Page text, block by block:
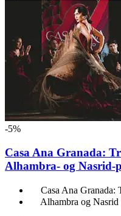
-5%
Casa Ana Granada:
Alhambra- og Nasrid-
Casa Ana Granada:
Alhambra og